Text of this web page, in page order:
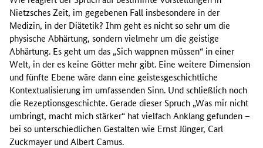
Nietzsches Zeit, im gegebenen Fall insbesondere in der
Medizin, in der Diätetik? Ihm geht es nicht so sehr um die
physische Abhärtung, sondern vielmehr um die geistige
Abhärtung. Es geht um das „Sich wappnen müssen“ in einer
Welt, in der es keine Götter mehr gibt. Eine weitere Dimension
und fünfte Ebene wäre dann eine geistesgeschichtliche
Kontextualisierung im umfassenden Sinn. Und schließlich noch
die Rezeptionsgeschichte. Gerade dieser Spruch „Was mir nicht
umbringt, macht mich stärker“ hat vielfach Anklang gefunden –
bei so unterschiedlichen Gestalten wie Ernst Jünger, Carl
Zuckmayer und Albert Camus.